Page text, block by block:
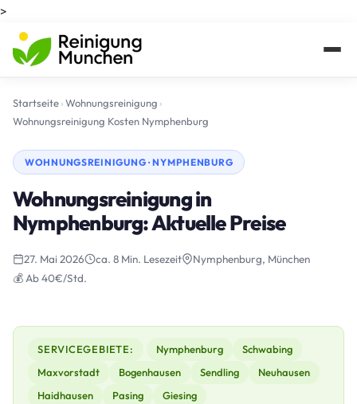
>
Startseite›Wohnungsreinigung ›
Wohnungsreinigung Kosten Nymphenburg
WOHNUNGSREINIGUNG · NYMPHENBURG
Wohnungsreinigung in
Nymphenburg: Aktuelle Preise
27. Mai 2026 ca. 8 Min. Lesezeit
Nymphenburg, München
💰 Ab 40€/Std.
SERVICEGEBIETE: Nymphenburg
Schwabing
Maxvorstadt
Bogenhausen Sendling
Neuhausen
Haidhausen
Pasing Giesing